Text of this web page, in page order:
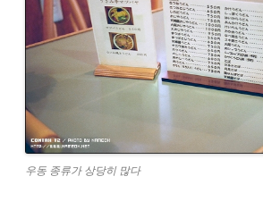
우동 종류가 상당히 많다